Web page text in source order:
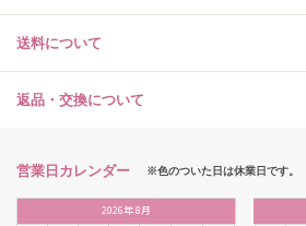
送料について
返品・交換について
営業日カレンダー ※色のついた日は休業日です。
2026年8月